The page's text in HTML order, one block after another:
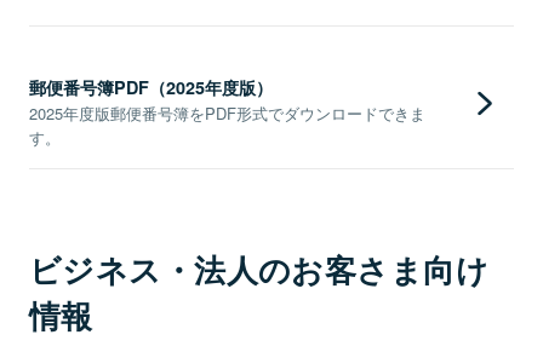
郵便番号簿PDF（2025年度版）
2025年度版郵便番号簿をPDF形式でダウンロードできま
す。
ビジネス・法人のお客さま向け
情報